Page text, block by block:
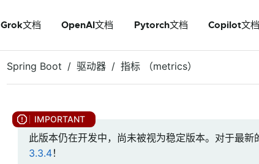
Grok文档 OpenAI文档 Pytorch文档 Copilot文档
Spring Boot Rest APIs Actuator Metrics (
此版本仍在开发中，尚未被视为稳定版本。对于最新
3.3.4！
Spring Boot 驱动器 指标 （metrics）